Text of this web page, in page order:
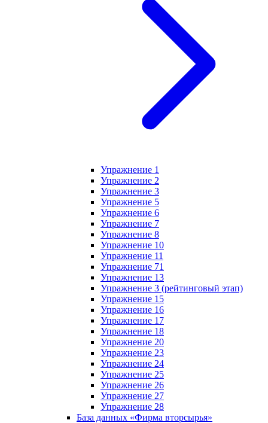
Упражнение 1
Упражнение 2
Упражнение 3
Упражнение 5
Упражнение 6
Упражнение 7
Упражнение 8
Упражнение 10
Упражнение 11
Упражнение 71
Упражнение 13
Упражнение 3 (рейтинговый этап)
Упражнение 15
Упражнение 16
Упражнение 17
Упражнение 18
Упражнение 20
Упражнение 23
Упражнение 24
Упражнение 25
Упражнение 26
Упражнение 27
Упражнение 28
База данных «Фирма вторсырья»